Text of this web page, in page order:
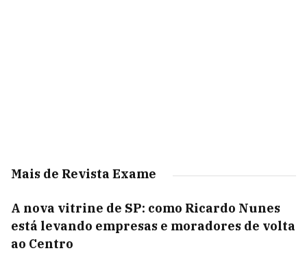
Mais de Revista Exame
A nova vitrine de SP: como Ricardo Nunes
está levando empresas e moradores de volta
ao Centro